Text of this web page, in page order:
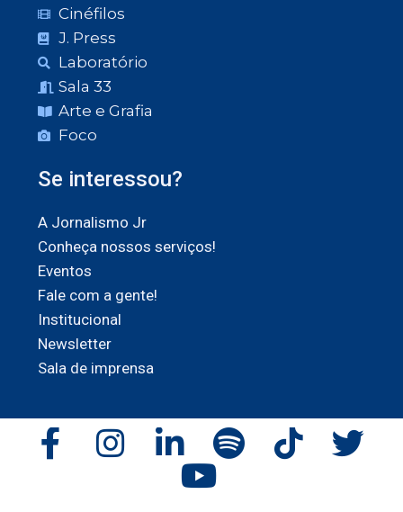
Cinéfilos
J. Press
Laboratório
Sala 33
Arte e Grafia
Foco
Se interessou?
A Jornalismo Jr
Conheça nossos serviços!
Eventos
Fale com a gente!
Institucional
Newsletter
Sala de imprensa